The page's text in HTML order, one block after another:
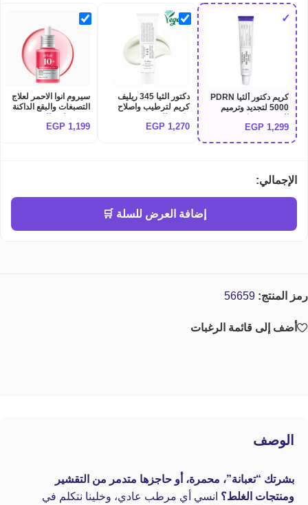
✓
كريم دكتور ألثيا PDRN
5000 لتجديد وترميم
1,299
EGP
دكتور الثيا 345 ريليف
كريم لترطيب واصلاح
345 relief cream
1,270
EGP
سيروم انوا الاحمر لعلاج
التصبغات والبقع الداكنة
وتوحيد لون البشرة
Anua Niacinamide
1,199
EGP
الإجمالي:
إضافة العرض للسلة 🛒
رمز المنتج: 56659
أضف إلى قائمة الرغبات
الوصف
بشرتك “تعبانة”، محمرة، أو حاجزها متدمر من التقشير
ومنتجات الغلط؟ انسي أي مرطب عادي، وخلينا نتكلم في